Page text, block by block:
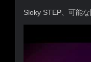
Sloky STEP、可能